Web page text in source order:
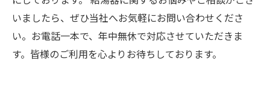
いましたら、ぜひ当社へお気軽にお問い合わせくださ
い。お電話一本で、年中無休で対応させていただきま
す。皆様のご利用を心よりお待ちしております。